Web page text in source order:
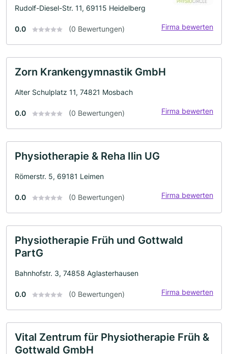
Rudolf-Diesel-Str. 11, 69115 Heidelberg
0.0 (0 Bewertungen) Firma bewerten
Zorn Krankengymnastik GmbH
Alter Schulplatz 11, 74821 Mosbach
0.0 (0 Bewertungen) Firma bewerten
Physiotherapie & Reha Ilin UG
Römerstr. 5, 69181 Leimen
0.0 (0 Bewertungen) Firma bewerten
Physiotherapie Früh und Gottwald
PartG
Bahnhofstr. 3, 74858 Aglasterhausen
0.0 (0 Bewertungen) Firma bewerten
Vital Zentrum für Physiotherapie Früh &
Gottwald GmbH